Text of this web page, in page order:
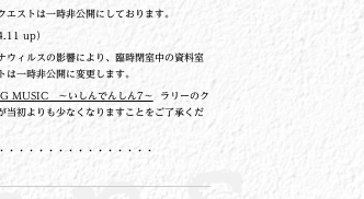
エストは一時非公開にしております。
up）
ウィルスの影響により、臨時閉室中の資料室
は一時非公開に変更します。
MUSIC ～いしんでんしん7～ ラリーのク
当初よりも少なくなりますことをご了承くだ
・・・・・・・・・・・・・・・